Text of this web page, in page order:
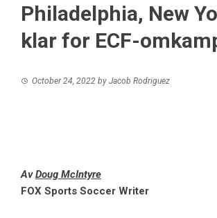
Philadelphia, New
klar for ECF-
October 24, 2022 by Jacob Rodriguez
AvDoug McIntyre
FOX Sports Soccer Writer